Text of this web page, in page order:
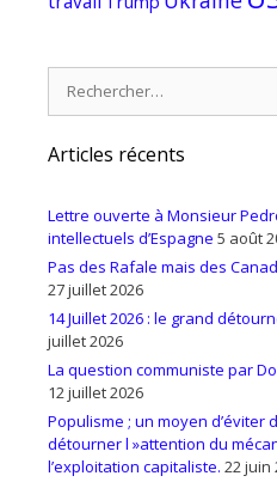
Articles récents
Lettre ouverte à Monsieur
intellectuels d’Espagne 5 août
Pas des Rafale mais des
27 juillet 2026
14 Juillet 2026 : le grand
juillet 2026
La question communiste par
12 juillet 2026
Populisme ; un moyen d’éviter
détourner l »attention du
l’exploitation capitaliste. 22 juin